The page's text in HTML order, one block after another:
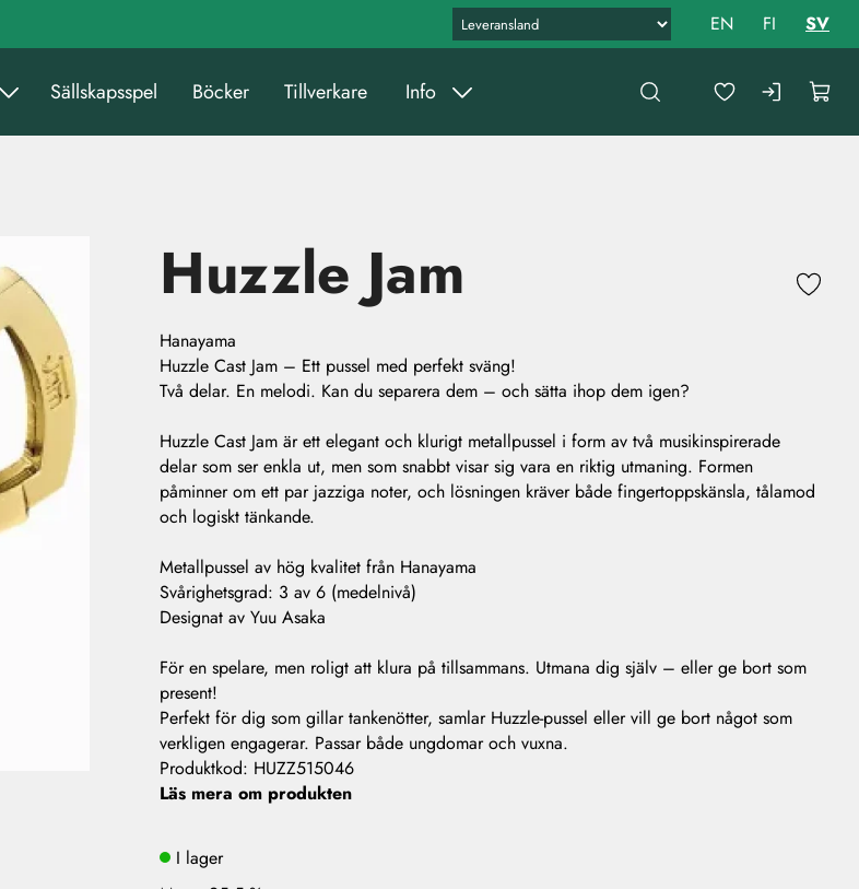
Sällskapsspel Böcker Tillverkare Info
EN FI SV
Huzzle Jam
Hanayama
Huzzle Cast Jam – Ett pussel med perfekt sväng!
Två delar. En melodi. Kan du separera dem – och sätta ihop dem igen?
Huzzle Cast Jam är ett elegant och klurigt metallpussel i form av två musikinspirerade
delar som ser enkla ut, men som snabbt visar sig vara en riktig utmaning. Formen
påminner om ett par jazziga noter, och lösningen kräver både fingertoppskänsla, tålamod
och logiskt tänkande.
Metallpussel av hög kvalitet från Hanayama
Svårighetsgrad: 3 av 6 (medelnivå)
Designat av Yuu Asaka
För en spelare, men roligt att klura på tillsammans. Utmana dig själv – eller ge bort som
present!
Perfekt för dig som gillar tankenötter, samlar Huzzle-pussel eller vill ge bort något som
verkligen engagerar. Passar både ungdomar och vuxna.
Produktkod: HUZZ515046
Läs mera om produkten
I lager